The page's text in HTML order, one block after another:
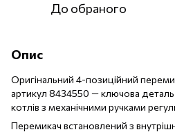
До обраного
Опис
Оригінальний 4-позиційний
артикул 8434550 — ключова деталь
котлів з механічними ручками
Перемикач встановлений з